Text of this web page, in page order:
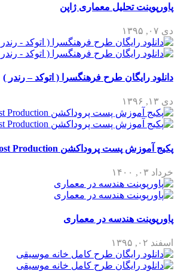
پاورپوینت تحلیل معماری ژاپن
دی ۰۷, ۱۳۹۵
دانلود رایگان طرح فرهنگسرا ( اتوکد – رندر )
دی ۱۳, ۱۳۹۶
پکیج آموزش پست پروداکشن Post Production رامین صابری
خرداد ۰۳, ۱۴۰۰
پاورپوینت هندسه در معماری
اسفند ۰۲, ۱۳۹۵